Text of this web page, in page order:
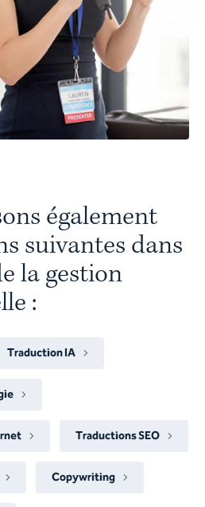
également
suivantes dans
la gestion
:
Traduction IA
Traductions SEO
Copywriting